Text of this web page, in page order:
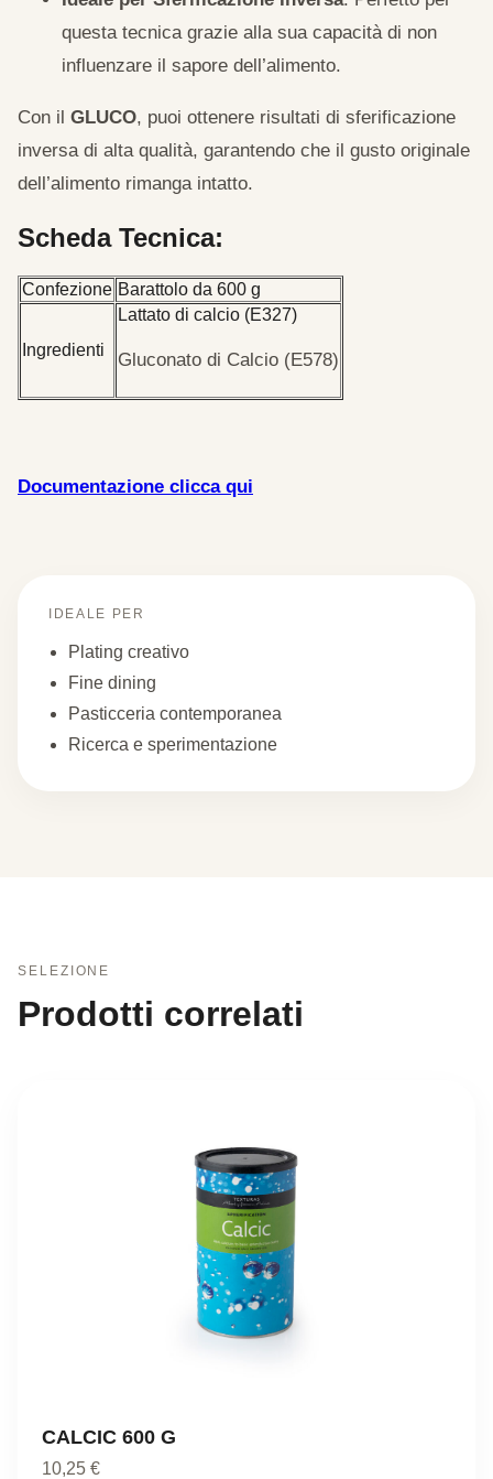
questa tecnica grazie alla sua capacità di non
influenzare il sapore dell’alimento.
Con il GLUCO, puoi ottenere risultati di sferificazione
inversa di alta qualità, garantendo che il gusto originale
dell’alimento rimanga intatto.
Scheda Tecnica:
Confezione Barattolo da 600 g
Ingredienti
Lattato di calcio (E327)
Gluconato di Calcio (E578)
Documentazione clicca qui
IDEALE PER
Plating creativo
Fine dining
Pasticceria contemporanea
Ricerca e sperimentazione
SELEZIONE
Prodotti correlati
CALCIC 600 G
10,25 €